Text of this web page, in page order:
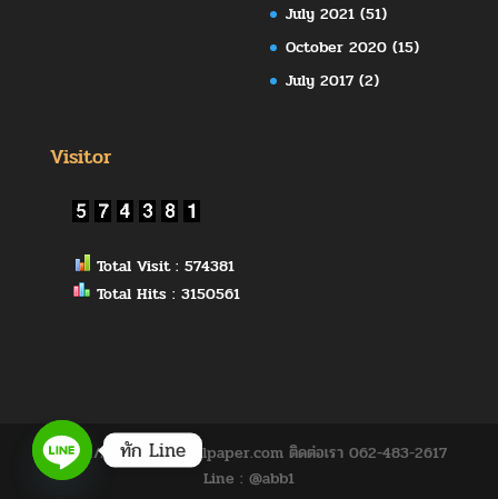
July 2021 (51)
October 2020 (15)
July 2017 (2)
Visitor
Total Visit : 574381
Total Hits : 3150561
https://www.abbywallpaper.com ติดต่อเรา 062-483-2617
Line : @abb1
ทัก Line